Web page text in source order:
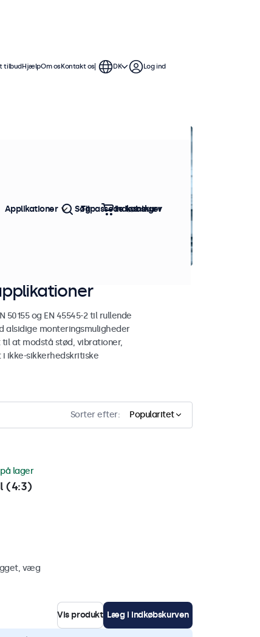
og EN 45545-2 til rullende
alsidige monteringsmuligheder
at modstå stød, vibrationer,
ikke-sikkerhedskritiske
Sorter efter: Popularitet
(4:3)
på lager
væg
Vis produkt Læg i indkøbskurven
tilbudHjælpOm osKontakt os DK Log ind
Applikationer Tilpassede løsninger
Søg Indkøbskurv